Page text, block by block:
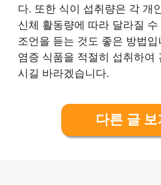
다. 또한 식이 섭취량은 각 개
신체 활동량에 따라 달라질 수
조언을 듣는 것도 좋은 방법
염증 식품을 적절히 섭취하여
시길 바라겠습니다.
다른 글 보